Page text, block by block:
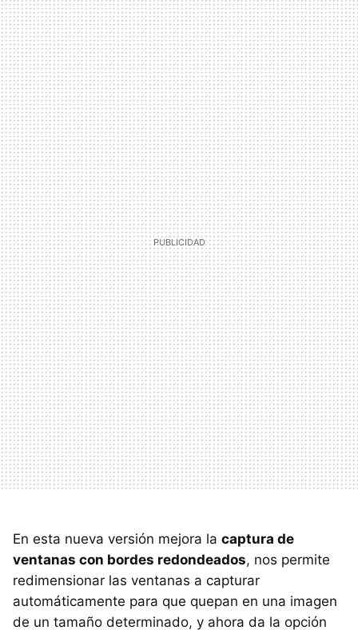
En esta nueva versión mejora la captura de
ventanas con bordes redondeados, nos permite
redimensionar las ventanas a capturar
automáticamente para que quepan en una imagen
de un tamaño determinado, y ahora da la opción